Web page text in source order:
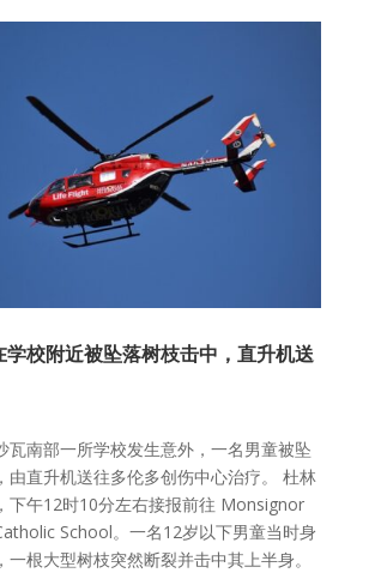
学校附近被坠落树枝击中，直升机送
瓦南部一所学校发生意外，一名男童被坠
由直升机送往多伦多创伤中心治疗。 杜林
下午12时10分左右接报前往 Monsignor
School。一名12岁以下男童当时身
一根大型树枝突然断裂并击中其上半身。